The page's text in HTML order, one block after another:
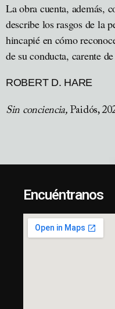
La obra cuenta, además,
describe los rasgos de la
hincapié en cómo
de su conducta, carente
ROBERT D. HARE
Sin conciencia, Paidós,
Encuéntranos